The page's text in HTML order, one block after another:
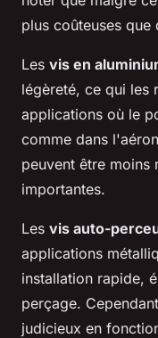
plus coûteuses
Les vis en
légèreté, ce qui les
applications où le
comme dans
peuvent être moins
importantes.
Les vis auto-
applications
installation rapide,
perçage.
judicieux en